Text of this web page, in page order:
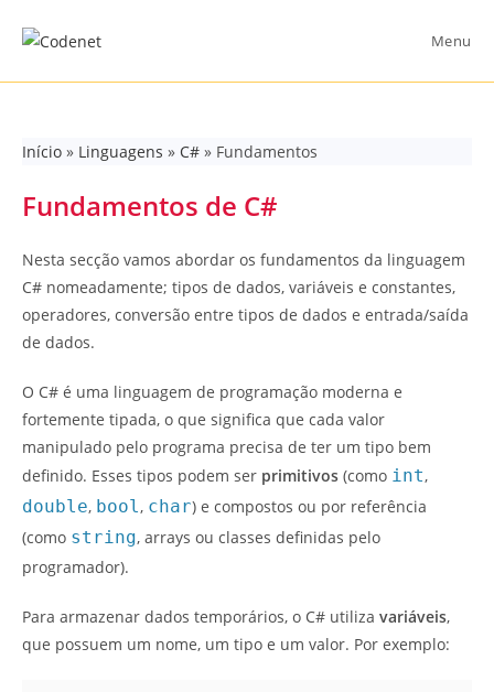
Menu
Início » Linguagens » C# » Fundamentos
Fundamentos de C#
Nesta secção vamos abordar os fundamentos da linguagem
C# nomeadamente; tipos de dados, variáveis e constantes,
operadores, conversão entre tipos de dados e entrada/saída
de dados.
O C# é uma linguagem de programação moderna e
fortemente tipada, o que significa que cada valor
manipulado pelo programa precisa de ter um tipo bem
definido. Esses tipos podem ser primitivos (como int,
double, bool, char) e compostos ou por referência
(como string, arrays ou classes definidas pelo
programador).
Para armazenar dados temporários, o C# utiliza variáveis,
que possuem um nome, um tipo e um valor. Por exemplo: